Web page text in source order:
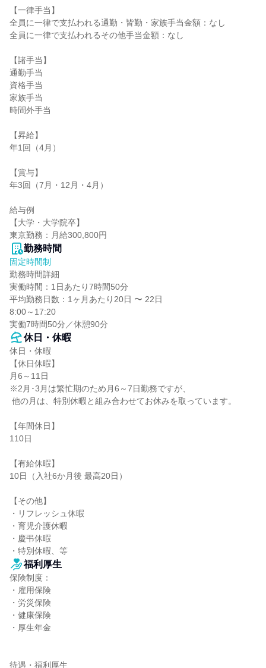
【一律手当】
全員に一律で支払われる通勤・皆勤・家族手当金額：なし
全員に一律で支払われるその他手当金額：なし
【諸手当】
通勤手当
資格手当
家族手当
時間外手当
【昇給】
年1回（4月）
【賞与】
年3回（7月・12月・4月）
給与例
【大学・大学院卒】
東京勤務：月給300,800円
勤務時間
固定時間制
勤務時間詳細
実働時間：1日あたり7時間50分
平均勤務日数：1ヶ月あたり20日 〜 22日
8:00～17:20
実働7時間50分／休憩90分
休日・休暇
休日・休暇
【休日休暇】
月6～11日
※2月･3月は繁忙期のため月6～7日勤務ですが、
【年間休日】
110日
【有給休暇】
10日（入社6か月後 最高20日）
【その他】
・リフレッシュ休暇
・育児介護休暇
・慶弔休暇
・特別休暇、等
福利厚生
保険制度：
・雇用保険
・労災保険
・健康保険
・厚生年金
待遇・福利厚生